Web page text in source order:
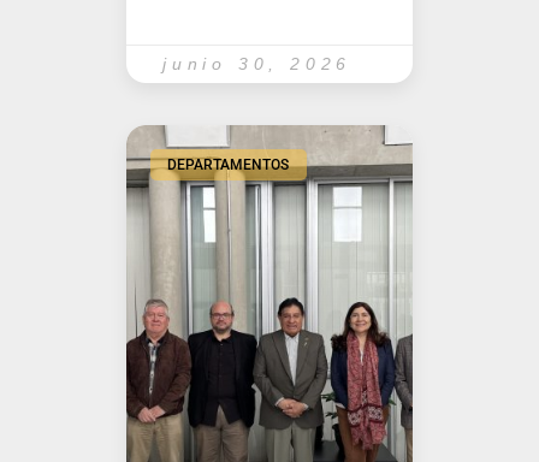
junio 30, 2026
DEPARTAMENTOS